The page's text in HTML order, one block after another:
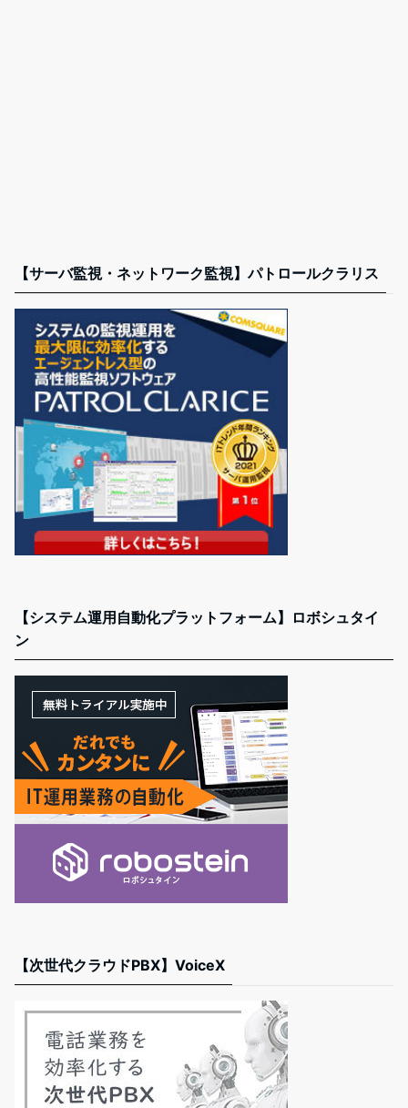
【サーバ監視・ネットワーク監視】パトロールクラリス
【システム運用自動化プラットフォーム】ロボシュタイ
ン
【次世代クラウドPBX】VoiceX